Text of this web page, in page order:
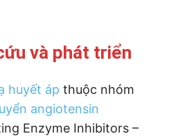
và phát triển
huyết áp thuộc nhóm
angiotensin
Enzyme Inhibitors –